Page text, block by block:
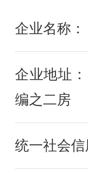
企业名称：
企业地址
编之二房
统一社会